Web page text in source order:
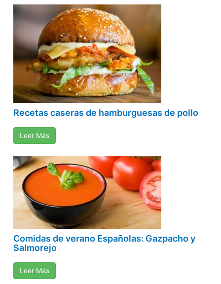
Recetas caseras de hamburguesas de pollo
Leer Más
Comidas de verano Españolas: Gazpacho y
Salmorejo
Leer Más